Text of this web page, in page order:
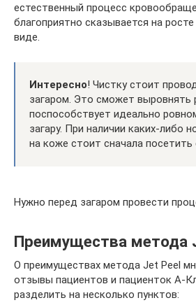
естественный процесс
благоприятно сказывается на
виде.
Интересно! Чистку стоит
загаром. Это сможет выровнять
поспособствует идеально
загару. При наличии каких-либо
на коже стоит сначала посетить
Нужно перед загаром провести
Преимущества метода
О преимуществах метода Jet Peel
отзывы пациентов и пациенток А-
разделить на несколько пунктов: